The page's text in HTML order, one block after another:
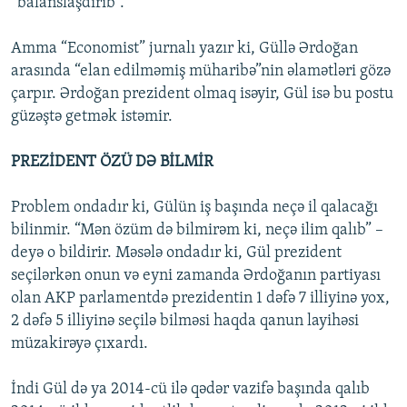
“balanslaşdırıb”.
Amma “Economist” jurnalı yazır ki, Güllə Ərdoğan
arasında “elan edilməmiş müharibə”nin əlamətləri gözə
çarpır. Ərdoğan prezident olmaq isəyir, Gül isə bu postu
güzəştə getmək istəmir.
PREZİDENT ÖZÜ DƏ BİLMİR
Problem ondadır ki, Gülün iş başında neçə il qalacağı
bilinmir. “Mən özüm də bilmirəm ki, neçə ilim qalıb” –
deyə o bildirir. Məsələ ondadır ki, Gül prezident
seçilərkən onun və eyni zamanda Ərdoğanın partiyası
olan AKP parlamentdə prezidentin 1 dəfə 7 illiyinə yox,
2 dəfə 5 illiyinə seçilə bilməsi haqda qanun layihəsi
müzakirəyə çıxardı.
İndi Gül də ya 2014-cü ilə qədər vazifə başında qalıb